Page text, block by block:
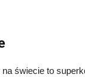
świecie to